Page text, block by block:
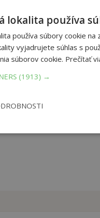
pak je celkem 160 stran
s podtitulem Z
v Ottově nakladatelství.
Je to zcela neobvyklým
luštění dostatečně velká
210x300 mm
lokalita používa
používa súbory cookie
vyjadrujete súhlas s
súborov cookie. Prečítať
(1913) →